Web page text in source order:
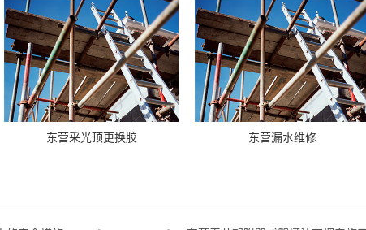
东营采光顶更换胶 东营漏水维修